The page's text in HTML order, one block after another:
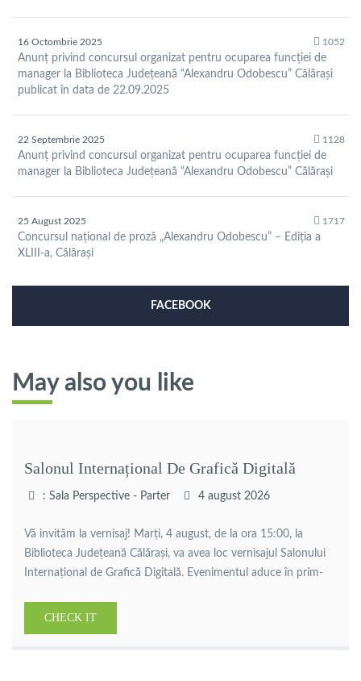
16 Octombrie 2025 1052
Anunț privind concursul organizat pentru ocuparea funcției de
manager la Biblioteca Județeană “Alexandru Odobescu” Călărași
publicat în data de 22.09.2025
22 Septembrie 2025 1128
Anunț privind concursul organizat pentru ocuparea funcției de
manager la Biblioteca Județeană “Alexandru Odobescu” Călărași
25 August 2025 1717
Concursul național de proză „Alexandru Odobescu” – Ediția a
XLIII-a, Călărași
FACEBOOK
May also you like
Salonul Internațional De Grafică Digitală
: Sala Perspective - Parter 4 august 2026
Vă invităm la vernisaj! Marți, 4 august, de la ora 15:00, la
Biblioteca Județeană Călărași, va avea loc vernisajul Salonului
Internațional de Grafică Digitală. Evenimentul aduce în prim-
străinătate, oferind publicului ocazia de a descoperi
CHECK IT